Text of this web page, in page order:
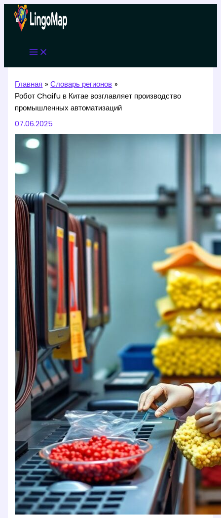
Перейти
содержимому
Главная
Словарь регионов
Робот Chaifu в Китае возглавляет производство
промышленных автоматизаций
07.06.2025